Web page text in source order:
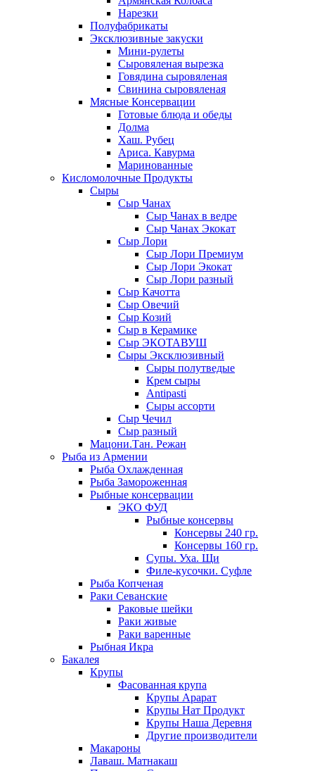
Нарезки
Полуфабрикаты
Эксклюзивные закуски
Мини-рулеты
Сыровяленая вырезка
Говядина сыровяленая
Свинина сыровяленая
Мясные Консервации
Готовые блюда и обеды
Долма
Хаш. Рубец
Ариса. Кавурма
Маринованные
Кисломолочные Продукты
Сыры
Сыр Чанах
Сыр Чанах в ведре
Сыр Чанах Экокат
Сыр Лори
Сыр Лори Премиум
Сыр Лори Экокат
Сыр Лори разный
Сыр Качотта
Сыр Овечий
Сыр Козий
Сыр в Керамике
Сыр ЭКОТАВУШ
Сыры Эксклюзивный
Сыры полутведые
Крем сыры
Antipasti
Сыры ассорти
Сыр Чечил
Сыр разный
Мацони.Тан. Режан
Рыба из Армении
Рыба Охлажденная
Рыба Замороженная
Рыбные консервации
ЭКО ФУД
Рыбные консервы
Консервы 240 гр.
Консервы 160 гр.
Супы. Уха. Щи
Филе-кусочки. Суфле
Рыба Копченая
Раки Севанские
Раковые шейки
Раки живые
Раки варенные
Рыбная Икра
Бакалея
Крупы
Фасованная крупа
Крупы Арарат
Крупы Нат Продукт
Крупы Наша Деревня
Другие производители
Макароны
Лаваш. Матнакаш